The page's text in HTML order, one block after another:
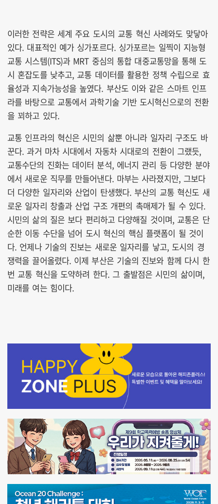
이러한 전략은 세계 주요 도시의 교통 혁신 사례와도 맞닿아
있다. 대표적인 예가 싱가포르다. 싱가포르는 일찍이 지능형
교통 시스템(ITS)과 MRT 중심의 통합 대중교통망을 통해 도
시 혼잡도를 낮추고, 교통 데이터를 활용한 정책 수립으로 효
율성과 지속가능성을 높였다. 부산도 이와 같은 스마트 인프
라를 바탕으로 교통에서 과학기술 기반 도시혁신으로의 전환
을 꾀하고 있다.
교통 인프라의 혁신은 시민의 삶뿐 아니라 일자리 구조도 바
꾼다. 과거 마차 시대에서 자동차 시대로의 전환이 그랬듯,
교통수단의 진화는 데이터 분석, 에너지 관리 등 다양한 분야
에서 새로운 직무를 만들어낸다. 마부는 사라졌지만, 그보다
더 다양한 일자리와 산업이 탄생했다. 부산의 교통 혁신도 새
로운 일자리 창출과 산업 구조 개편의 촉매제가 될 수 있다.
시민의 삶의 질은 보다 편리하고 다양해질 것이며, 교통은 단
순한 이동 수단을 넘어 도시 혁신의 핵심 플랫폼이 될 것이
다. 언제나 기술의 진보는 새로운 일자리를 낳고, 도시의 경
쟁력을 끌어올렸다. 이제 부산은 기술의 진보와 함께 다시 한
번 교통 혁신을 도약하려 한다. 그 출발점은 시민의 삶이며,
미래를 여는 힘이다.